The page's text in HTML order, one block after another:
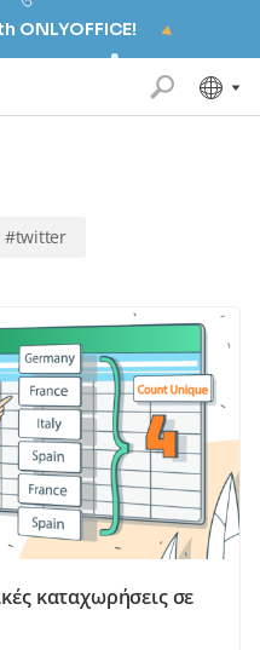
ONLYOFFICE!
#twitter
καταχωρήσεις σε